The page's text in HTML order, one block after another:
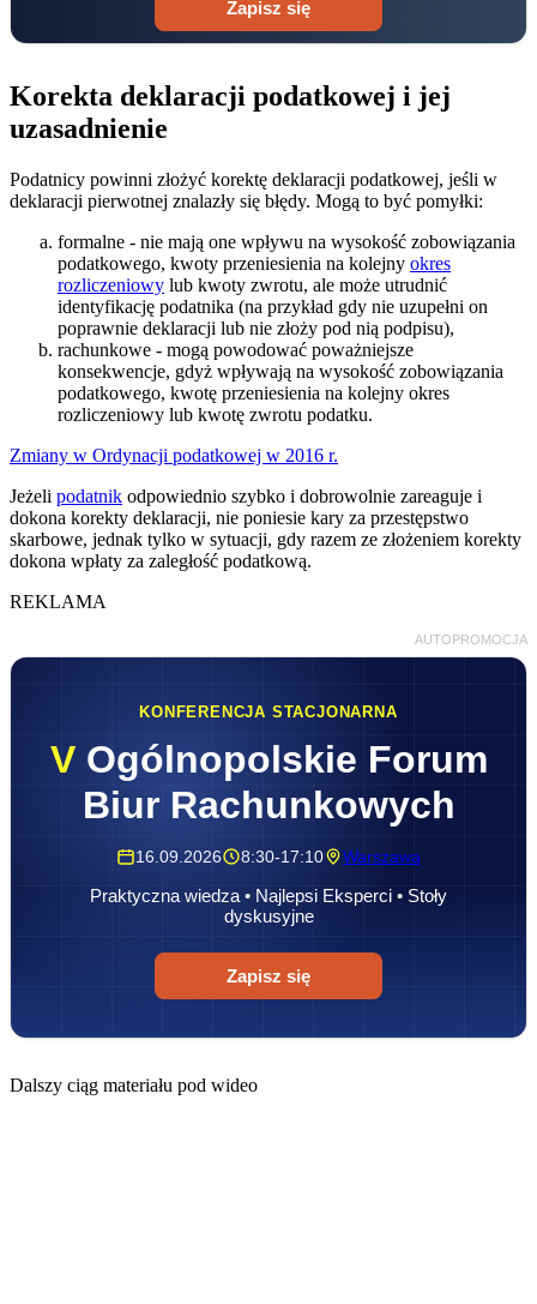
Zapisz się
Korekta deklaracji podatkowej i jej
uzasadnienie
Podatnicy powinni złożyć korektę deklaracji podatkowej, jeśli w
deklaracji pierwotnej znalazły się błędy. Mogą to być pomyłki:
formalne - nie mają one wpływu na wysokość zobowiązania
podatkowego, kwoty przeniesienia na kolejny okres
rozliczeniowy lub kwoty zwrotu, ale może utrudnić
identyfikację podatnika (na przykład gdy nie uzupełni on
poprawnie deklaracji lub nie złoży pod nią podpisu),
rachunkowe - mogą powodować poważniejsze
konsekwencje, gdyż wpływają na wysokość zobowiązania
podatkowego, kwotę przeniesienia na kolejny okres
rozliczeniowy lub kwotę zwrotu podatku.
Zmiany w Ordynacji podatkowej w 2016 r.
Jeżeli podatnik odpowiednio szybko i dobrowolnie zareaguje i
dokona korekty deklaracji, nie poniesie kary za przestępstwo
skarbowe, jednak tylko w sytuacji, gdy razem ze złożeniem korekty
dokona wpłaty za zaległość podatkową.
REKLAMA
AUTOPROMOCJA
KONFERENCJA STACJONARNA
VOgólnopolskie Forum
Biur Rachunkowych
16.09.2026 8:30-17:10 Warszawa
Praktyczna wiedza • Najlepsi Eksperci • Stoły
dyskusyjne
Zapisz się
Dalszy ciąg materiału pod wideo